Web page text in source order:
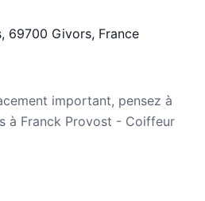
69700 Givors, France
important, pensez à
à Franck Provost - Coiffeur